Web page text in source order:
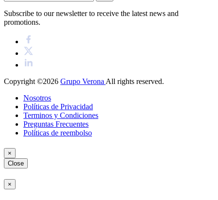
Subscribe to our newsletter to receive the latest news and
promotions.
Copyright ©2026 Grupo Verona All rights reserved.
Nosotros
Políticas de Privacidad
Terminos y Condiciones
Preguntas Frecuentes
Políticas de reembolso
×
Close
×